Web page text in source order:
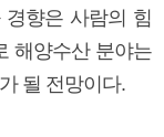
향은 사람의 힘
해양수산 분야는
될 전망이다.